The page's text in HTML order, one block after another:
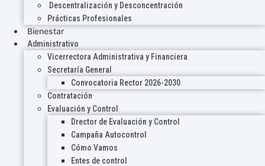
Descentralización y Desconcentración
Prácticas Profesionales
Bienestar
Administrativo
Vicerrectora Administrativa y Financiera
Secretaría General
Convocatoria Rector 2026-2030
Contratación
Evaluación y Control
Drector de Evaluación y Control
Campaña Autocontrol
Cómo Vamos
Entes de control